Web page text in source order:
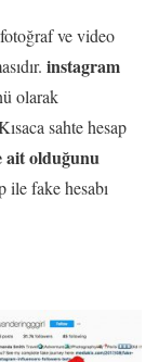
ve video
instagram
olarak
sahte hesap
ait olduğunu
ile fake hesabı